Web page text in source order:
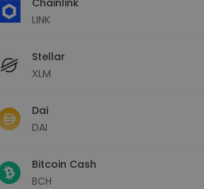
LINK
Stellar
XLM
Dai
DAI
Bitcoin Cash
BCH